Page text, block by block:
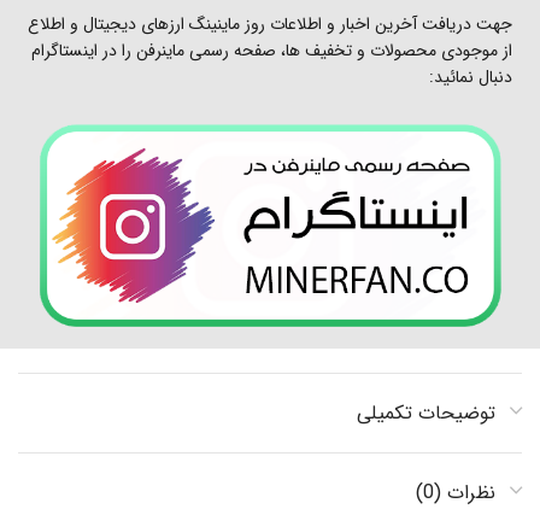
جهت دریافت آخرین اخبار و اطلاعات روز ماینینگ ارزهای دیجیتال و اطلاع
از موجودی محصولات و تخفیف ها، صفحه رسمی ماینرفن را در اینستاگرام
دنبال نمائید:
توضیحات تکمیلی
نظرات (0)